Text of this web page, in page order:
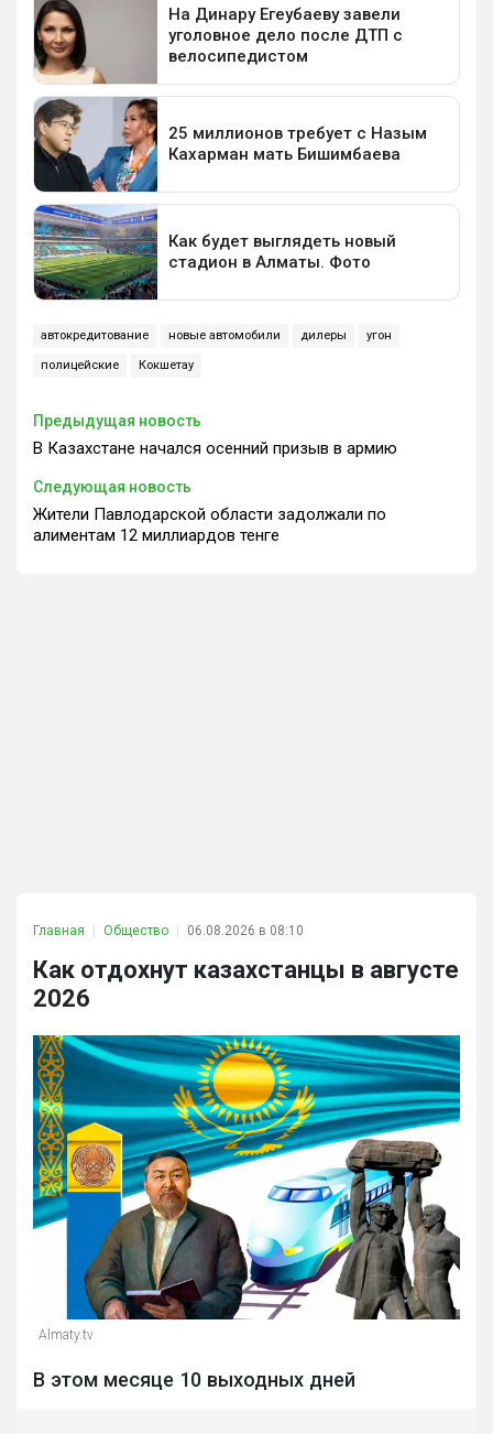
автокредитование новые автомобили дилеры угон
полицейские Кокшетау
Предыдущая новость
В Казахстане начался осенний призыв в армию
Следующая новость
Жители Павлодарской области задолжали по
алиментам 12 миллиардов тенге
Главная Общество 06.08.2026 в 08:10
Как отдохнут казахстанцы в августе
2026
Almaty.tv
В этом месяце 10 выходных дней